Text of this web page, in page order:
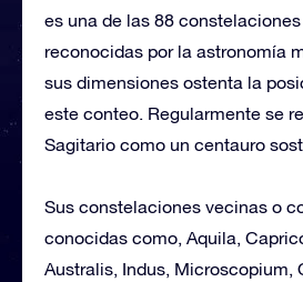
es una de las 88
reconocidas por la astronomía
sus dimensiones ostenta la
este conteo. Regularmente se
Sagitario como un centauro
Sus constelaciones vecinas o
conocidas como, Aquila,
Australis, Indus, Microscopium,